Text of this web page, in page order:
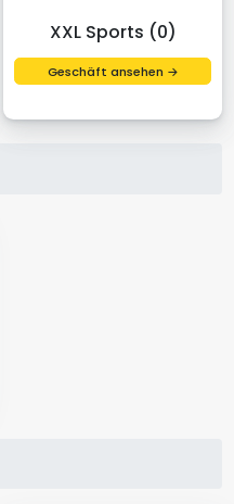
XXL Sports (0)
Geschäft ansehen →